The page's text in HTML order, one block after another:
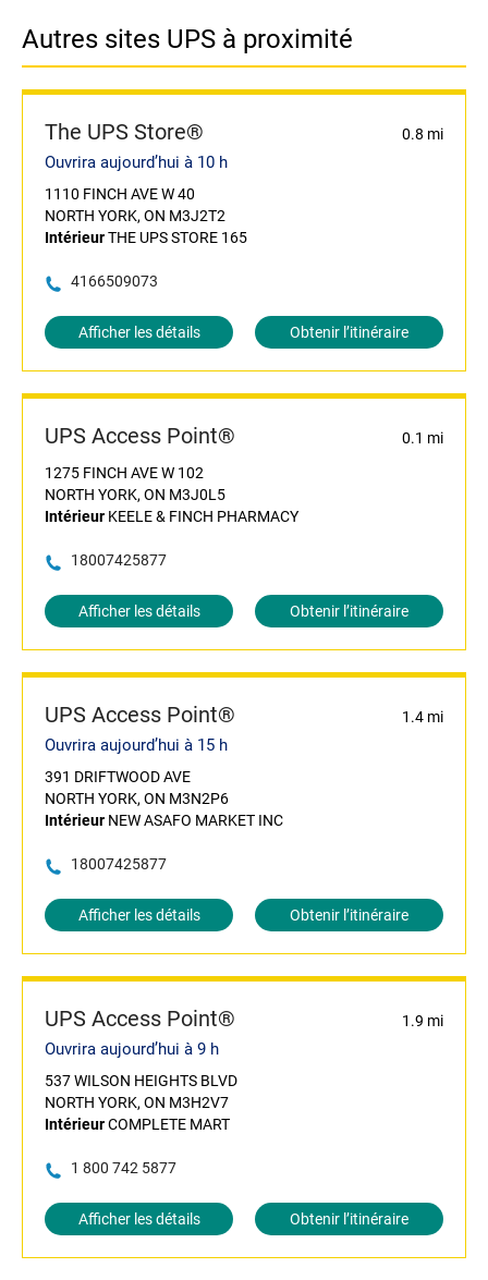
Autres sites UPS à proximité
The UPS Store® 0.8 mi
Ouvrira aujourd’hui à 10 h
1110 FINCH AVE W 40
NORTH YORK, ON M3J2T2
IntérieurTHE UPS STORE 165
4166509073
Afficher les détails Obtenir l’itinéraire
UPS Access Point®
0.1 mi
1275 FINCH AVE W 102
NORTH YORK, ON M3J0L5
Intérieur KEELE & FINCH PHARMACY
18007425877
Afficher les détails Obtenir l’itinéraire
UPS Access Point® 1.4 mi
Ouvrira aujourd’hui à 15 h
391 DRIFTWOOD AVE
NORTH YORK, ON M3N2P6
Intérieur NEW ASAFO MARKET INC
18007425877
Afficher les détails Obtenir l’itinéraire
UPS Access Point® 1.9 mi
Ouvrira aujourd’hui à 9 h
537 WILSON HEIGHTS BLVD
NORTH YORK, ON M3H2V7
IntérieurCOMPLETE MART
1 800 742 5877
Afficher les détails Obtenir l’itinéraire